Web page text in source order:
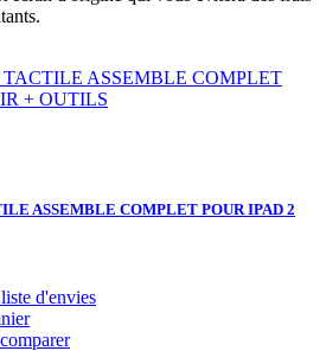
ASSEMBLE COMPLET POUR IPAD 2
d'envies